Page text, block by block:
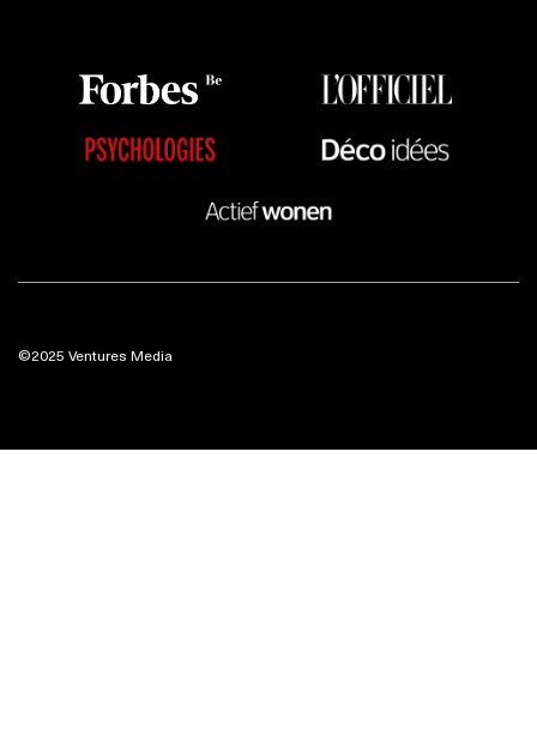
©2025 Ventures Media